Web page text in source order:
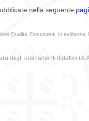
nella seguente
Qualità Documenti In evidenza
degli ordinamenti didattici